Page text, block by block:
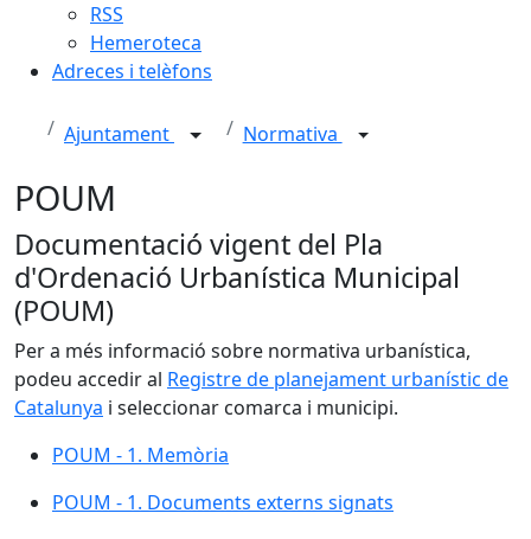
RSS
Hemeroteca
Adreces i telèfons
Ajuntament Normativa
POUM
Documentació vigent del Pla
d'Ordenació Urbanística Municipal
(POUM)
Per a més informació sobre normativa urbanística,
podeu accedir al Registre de planejament urbanístic de
Catalunya i seleccionar comarca i municipi.
POUM - 1. Memòria
POUM - 1. Documents externs signats